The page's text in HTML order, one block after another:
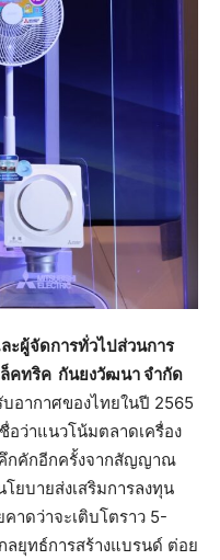
ะผู้จัดการทั่วไปส่วนการ
คทริค กันยงวัฒนา จำกัด
บอากาศของไทยในปี 2565
อว่าแนวโน้มตลาดเครื่อง
กคักอีกครั้งจากสัญญาณ
ยบายส่งเสริมการลงทุน
าดว่าจะเติบโตราว 5-
ลยุทธ์การสร้างแบรนด์ ต่อย